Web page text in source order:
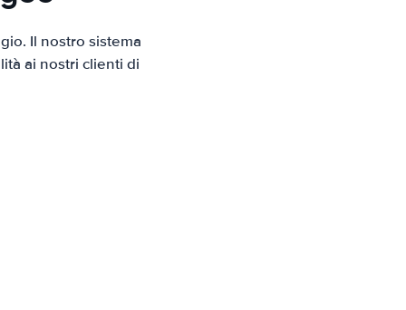
Il nostro sistema
ai nostri clienti di